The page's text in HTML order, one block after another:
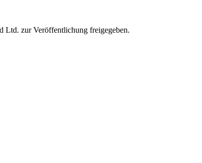
Ltd. zur Veröffentlichung freigegeben.